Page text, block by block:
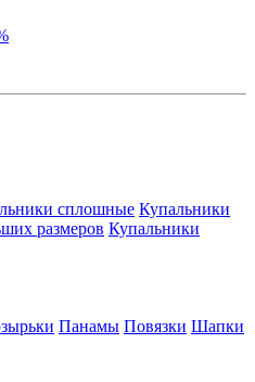
сплошные Купальники
размеров Купальники
Панамы Повязки Шапки